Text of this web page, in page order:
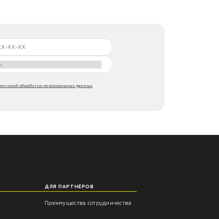
обработки персональных данных
ДЛЯ ПАРТНЁРОВ
Преимущества сотрудничества